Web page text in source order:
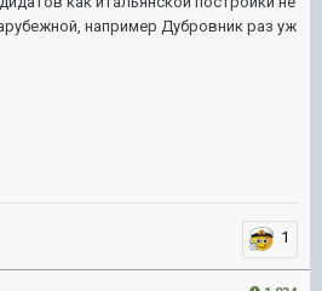
например Дубровник раз уж
1